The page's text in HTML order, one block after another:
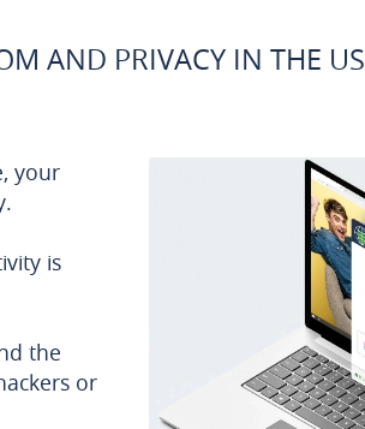
AND PRIVACY IN THE US
your
is
the
or